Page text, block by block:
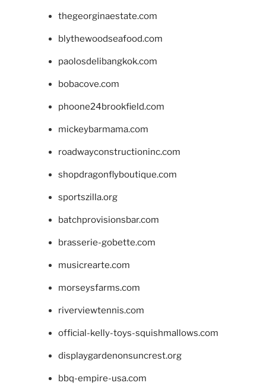
thegeorginaestate.com
blythewoodseafood.com
paolosdelibangkok.com
bobacove.com
phoone24brookfield.com
mickeybarmama.com
roadwayconstructioninc.com
shopdragonflyboutique.com
sportszilla.org
batchprovisionsbar.com
brasserie-gobette.com
musicrearte.com
morseysfarms.com
riverviewtennis.com
official-kelly-toys-squishmallows.com
displaygardenonsuncrest.org
bbq-empire-usa.com